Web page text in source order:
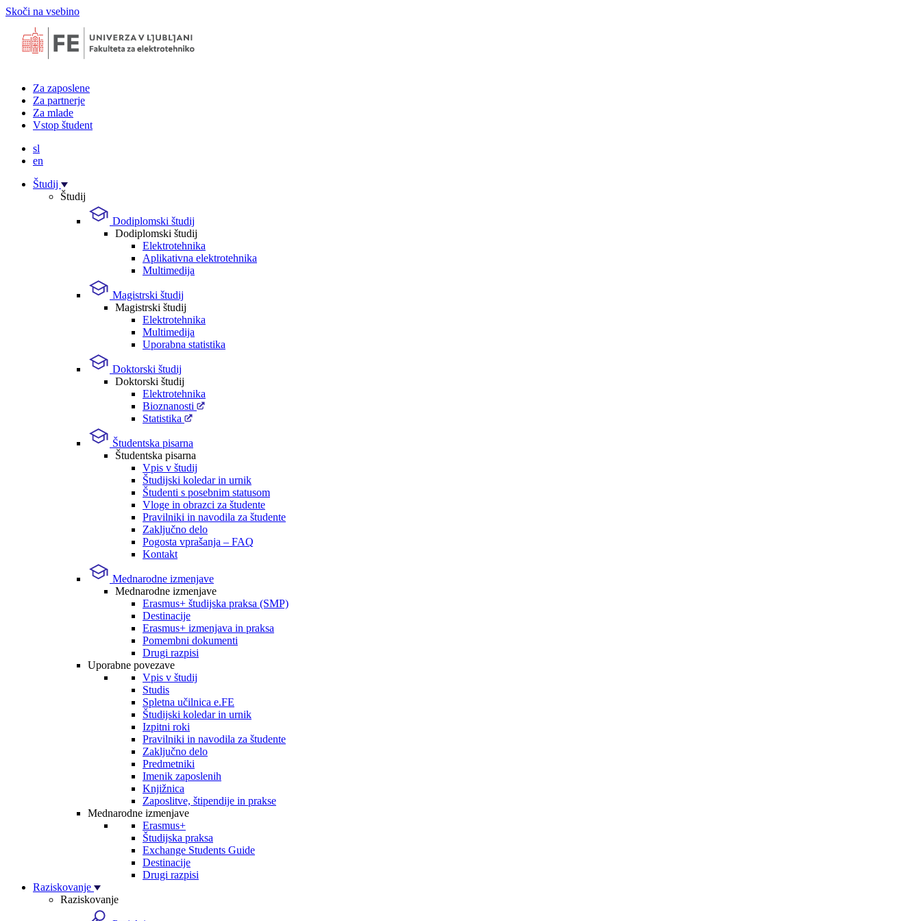
Skoči na vsebino
Za zaposlene
Za partnerje
Za mlade
Vstop študent
sl
en
Študij
Študij
Dodiplomski študij
Dodiplomski študij
Elektrotehnika
Aplikativna elektrotehnika
Multimedija
Magistrski študij
Magistrski študij
Elektrotehnika
Multimedija
Uporabna statistika
Doktorski študij
Doktorski študij
Elektrotehnika
Bioznanosti
Statistika
Študentska pisarna
Študentska pisarna
Vpis v študij
Študijski koledar in urnik
Študenti s posebnim statusom
Vloge in obrazci za študente
Pravilniki in navodila za študente
Zaključno delo
Pogosta vprašanja – FAQ
Kontakt
Mednarodne izmenjave
Mednarodne izmenjave
Erasmus+ študijska praksa (SMP)
Destinacije
Erasmus+ izmenjava in praksa
Pomembni dokumenti
Drugi razpisi
Uporabne povezave
Vpis v študij
Studis
Spletna učilnica e.FE
Študijski koledar in urnik
Izpitni roki
Pravilniki in navodila za študente
Zaključno delo
Predmetniki
Imenik zaposlenih
Knjižnica
Zaposlitve, štipendije in prakse
Mednarodne izmenjave
Erasmus+
Študijska praksa
Exchange Students Guide
Destinacije
Drugi razpisi
Raziskovanje
Raziskovanje